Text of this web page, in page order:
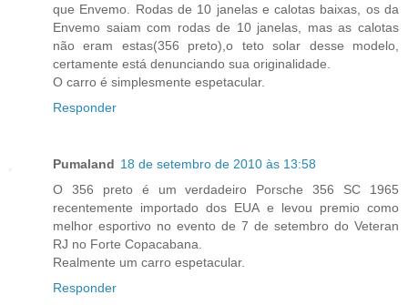
que Envemo. Rodas de 10 janelas e calotas baixas, os da
Envemo saiam com rodas de 10 janelas, mas as calotas
não eram estas(356 preto),o teto solar desse modelo,
certamente está denunciando sua originalidade.
O carro é simplesmente espetacular.
Responder
Pumaland 18 de setembro de 2010 às 13:58
O 356 preto é um verdadeiro Porsche 356 SC 1965
recentemente importado dos EUA e levou premio como
melhor esportivo no evento de 7 de setembro do Veteran
RJ no Forte Copacabana.
Realmente um carro espetacular.
Responder